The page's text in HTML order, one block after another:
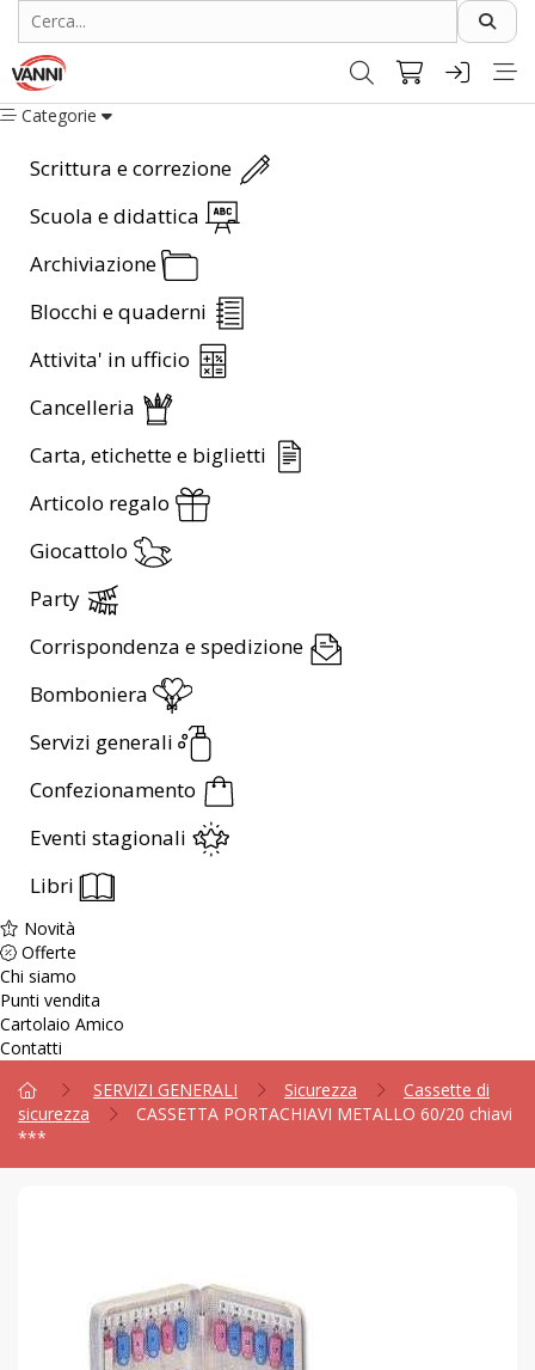
Categorie
Scrittura e correzione
Scuola e didattica
Archiviazione
Blocchi e quaderni
Attivita' in ufficio
Cancelleria
Carta, etichette e biglietti
Articolo regalo
Giocattolo
Party
Corrispondenza e spedizione
Bomboniera
Servizi generali
Confezionamento
Eventi stagionali
Libri
Novità
Offerte
Chi siamo
Punti vendita
Cartolaio Amico
Contatti
SERVIZI GENERALI
Sicurezza
Cassette di
sicurezza
CASSETTA PORTACHIAVI METALLO 60/20 chiavi
***